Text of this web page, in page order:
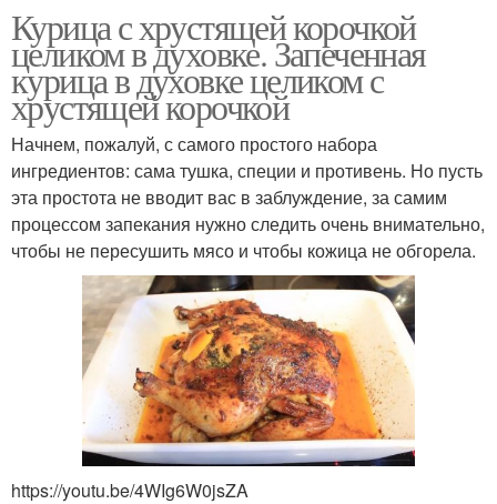
Курица с хрустящей корочкой
целиком в духовке. Запеченная
курица в духовке целиком с
хрустящей корочкой
Начнем, пожалуй, с самого простого набора
ингредиентов: сама тушка, специи и противень. Но пусть
эта простота не вводит вас в заблуждение, за самим
процессом запекания нужно следить очень внимательно,
чтобы не пересушить мясо и чтобы кожица не обгорела.
https://youtu.be/4WIg6W0jsZA